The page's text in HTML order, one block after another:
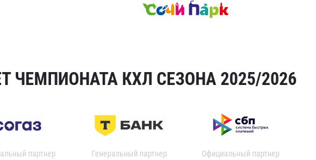
ЧЕМПИОНАТА КХЛ СЕЗОНА 2025/2026
партнер Генеральный партнер Официальный партнер